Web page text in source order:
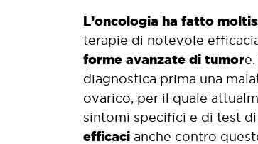
L’oncologia ha fatto
terapie di notevole
forme avanzate di tumor
diagnostica prima una
ovarico, per il quale
sintomi specifici e di test
efficaci anche contro